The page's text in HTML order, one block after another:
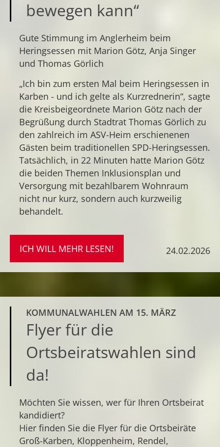
bewegen kann“
Gute Stimmung im Anglerheim beim
Heringsessen mit Marion Götz, Anja Singer
und Thomas Görlich
„Ich bin zum ersten Mal beim Heringsessen in
Karben - und ich gelte als Kurzrednerin“, sagte
die Kreisbeigeordnete Marion Götz nach der
Begrüßung durch Stadtrat Thomas Görlich zu
den zahlreich im ASV-Heim erschienenen
Gästen beim traditionellen SPD-Heringsessen.
Tatsächlich, in 22 Minuten hatte Marion Götz
die beiden Themen Inklusionsplan und
Versorgung mit bezahlbarem Wohnraum
nicht nur kurz, sondern auch kurzweilig
behandelt.
24.02.2026
ICH WILL MEHR LESEN!
KOMMUNALWAHLEN AM 15. MÄRZ
Flyer für die
Ortsbeiratswahlen sind
da!
Möchten Sie wissen, wer für Ihren Ortsbeirat
kandidiert?
Hier finden Sie die Flyer für die Ortsbeiräte
Groß-Karben, Kloppenheim, Rendel,